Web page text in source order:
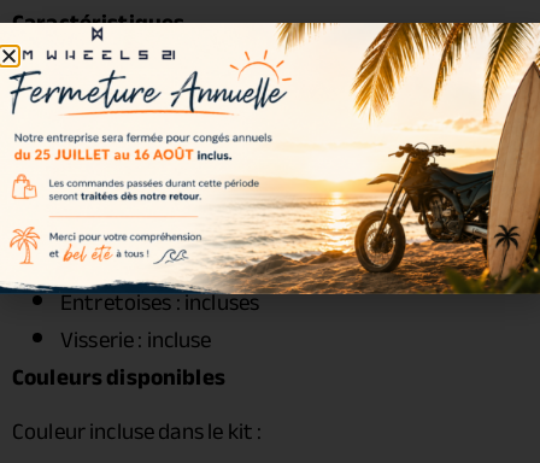
Caractéristiques
Cercle :Excel A60 2.15 x 19
Moyeu :Haan Wheels
Rayons : acier zingué
Écrous : acier renforcé
Roulements : inclus
Joints spy : inclus
Entretoises : incluses
Visserie : incluse
Couleurs disponibles
Couleur incluse dans le kit :